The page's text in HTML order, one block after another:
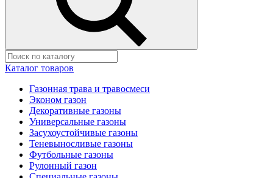
Каталог товаров
Газонная трава и травосмеси
Эконом газон
Декоративные газоны
Универсальные газоны
Засухоустойчивые газоны
Теневыносливые газоны
Футбольные газоны
Рулонный газон